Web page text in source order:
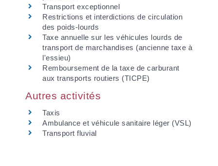
Transport exceptionnel
Restrictions et interdictions de circulation
des poids-lourds
Taxe annuelle sur les véhicules lourds de
transport de marchandises (ancienne taxe à
l'essieu)
Remboursement de la taxe de carburant
aux transports routiers (TICPE)
Autres activités
Taxis
Ambulance et véhicule sanitaire léger (VSL)
Transport fluvial